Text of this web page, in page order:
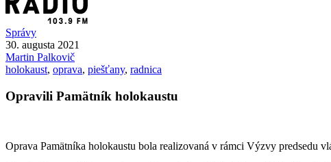
Správy
30. augusta 2021
Martin Palkovič
holokaust, oprava, piešťany, radnica
Opravili Pamätník holokaustu
Oprava Pamätníka holokaustu bola realizovaná v rámci Výzvy predsedu